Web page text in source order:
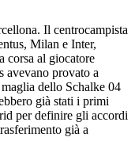
Il centrocampista
Milan e Inter,
corsa al giocatore
avevano provato a
dello Schalke 04
già stati i primi
per definire gli accordi
già a